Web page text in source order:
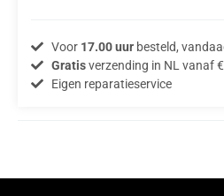
Voor 17.00 uurbesteld,
Gratisverzending in NL vanaf
Eigen reparatieservice